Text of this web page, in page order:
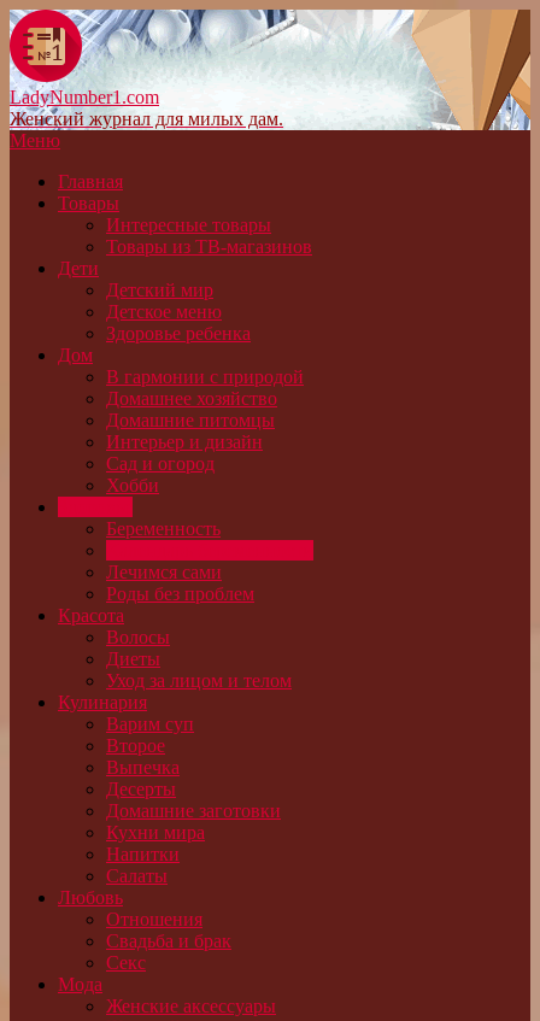
LadyNumber1.com
Женский журнал для милых дам.
Меню
Главная
Товары
Интересные товары
Товары из ТВ-магазинов
Дети
Детский мир
Детское меню
Здоровье ребенка
Дом
В гармонии с природой
Домашнее хозяйство
Домашние питомцы
Интерьер и дизайн
Сад и огород
Хобби
Беременность
Лечимся сами
Роды без проблем
Красота
Волосы
Диеты
Уход за лицом и телом
Кулинария
Варим суп
Второе
Выпечка
Десерты
Домашние заготовки
Кухни мира
Напитки
Салаты
Любовь
Отношения
Свадьба и брак
Секс
Мода
Женские аксессуары